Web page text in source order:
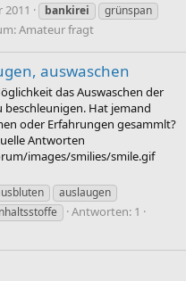
2011 bankirei
grünspan
Amateur fragt
auswaschen
das Auswaschen der
Hat jemand
oder Erfahrungen gesammlt?
Antworten
images/smilies/smile.gif
auslaugen
Antworten: 1